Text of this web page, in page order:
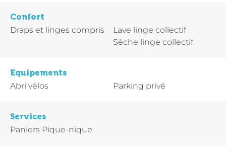
Confort
Draps et linges compris
Lave linge collectif
Sèche linge collectif
Equipements
Abri vélos
Parking privé
Services
Paniers Pique-nique